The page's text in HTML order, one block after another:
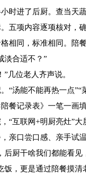
时进了后厨。查当天
五项内容逐项核对，
相同，标准相同。陪
淡合适不？”
几位老人齐声说。
“汤能不能再热一点
餐记录表》一笔一画
“互联网+明厨亮灶”
亲口尝口感、亲手试
后厨干啥我们都能看见
饭，更是通过陪餐摸